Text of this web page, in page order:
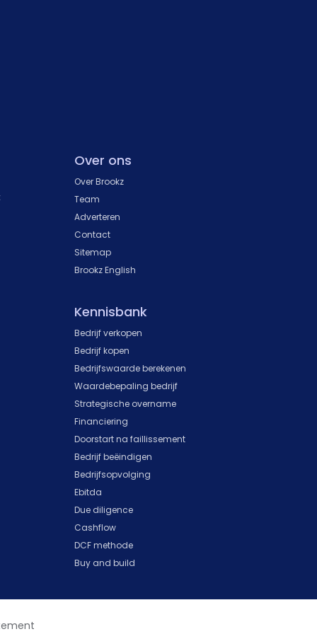
Over ons
Over Brookz
Team
Adverteren
Contact
Sitemap
Brookz English
Kennisbank
Bedrijf verkopen
Bedrijf kopen
Bedrijfswaarde berekenen
Waardebepaling bedrijf
Strategische overname
Financiering
Doorstart na faillissement
Bedrijf beëindigen
Bedrijfsopvolging
Ebitda
Due diligence
Cashflow
DCF methode
Buy and build